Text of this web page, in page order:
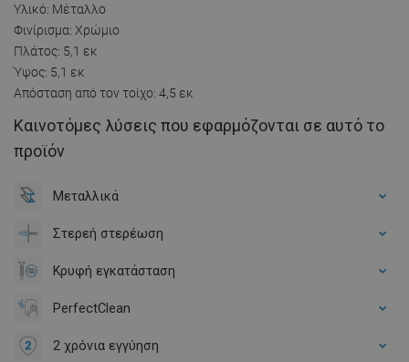
Υλικό: Μέταλλο
Φινίρισμα: Χρώμιο
Πλάτος: 5,1 εκ
Ύψος: 5,1 εκ
Απόσταση από τον τοίχο: 4,5 εκ
Καινοτόμες λύσεις που εφαρμόζονται σε αυτό το
προϊόν
Μεταλλικά
Στερεή στερέωση
Κρυφή εγκατάσταση
PerfectClean
2 χρόνια εγγύηση